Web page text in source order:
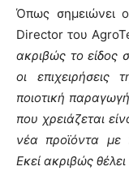
Όπως σημειώνει
Director του
ακριβώς το είδος
οι επιχειρήσεις
ποιοτική
που χρειάζεται
νέα προϊόντα με
Εκεί ακριβώς